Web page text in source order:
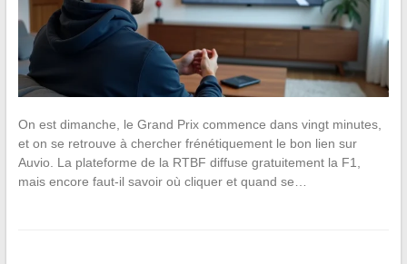
On est dimanche, le Grand Prix commence dans vingt minutes,
et on se retrouve à chercher frénétiquement le bon lien sur
Auvio. La plateforme de la RTBF diffuse gratuitement la F1,
mais encore faut-il savoir où cliquer et quand se…